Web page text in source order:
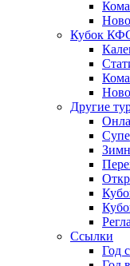
Кубок
Другие
Ссылки
Год